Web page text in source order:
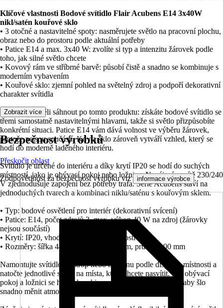
Klíčové vlastnosti Bodové svítidlo Flair Acubens E14 3x40W
nikl/satén kouřové sklo
• 3 otočné a nastavitelné spoty: nasměrujete světlo na pracovní plochu,
obraz nebo do prostoru podle aktuální potřeby
• Patice E14 a max. 3x40 W: zvolíte si typ a intenzitu žárovek podle
toho, jak silné světlo chcete
• Kovový rám ve stříbrné barvě: působí čistě a snadno se kombinuje s
moderním vybavením
• Kouřové sklo: zjemní pohled na světelný zdroj a podpoří dekorativní
charakter svítidla
Proto byste měli sáhnout po tomto produktu: získáte bodové svítidlo se
třemi samostatně nastavitelnými hlavami, takže si světlo přizpůsobíte
konkrétní situaci. Patice E14 vám dává volnost ve výběru žárovek,
protože nejsou součástí. Kov a sklo zároveň vytváří vzhled, který se
hodí do moderně laděného interiéru.
Svítidlo je určené do interiéru a díky krytí IP20 se hodí do suchých
místností, jako je obývací pokoj nebo ložnice. Napájení ze sítě 230/240
V zjednodušuje zapojení bez potřeby trafa. Série Acubens staví na
jednoduchých tvarech a kombinaci niklu/saténu s kouřovým sklem.
• Typ: bodové osvětlení pro interiér (dekorativní svícení)
• Patice: E14, počet zdrojů 3, max. výkon 40 W na zdroj (žárovky
nejsou součástí)
• Krytí: IP20, vhodné do suchých místností
• Rozměry: šířka 440 mm, výška 135 mm, průměr 100 mm
Namontujte svítidlo na strop nebo na stěnu podle dispozic místnosti a
natočte jednotlivé spoty na místa, která chcete nasvítit. Pro obývací
pokoj a ložnici se hodí i kombinace více světelných bodů, aby šlo
snadno měnit atmosféru podle denní doby.
Zobrazit více
Bezpečnost výrobků
Přeskočit oblast
Zodpovědnost za bezpečnost výrobku viz informace výrobce .